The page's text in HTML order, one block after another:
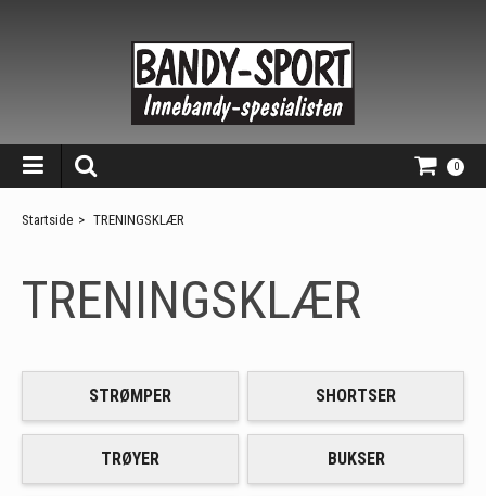
0
Startside > TRENINGSKLÆR
TRENINGSKLÆR
STRØMPER SHORTSER
TRØYER BUKSER